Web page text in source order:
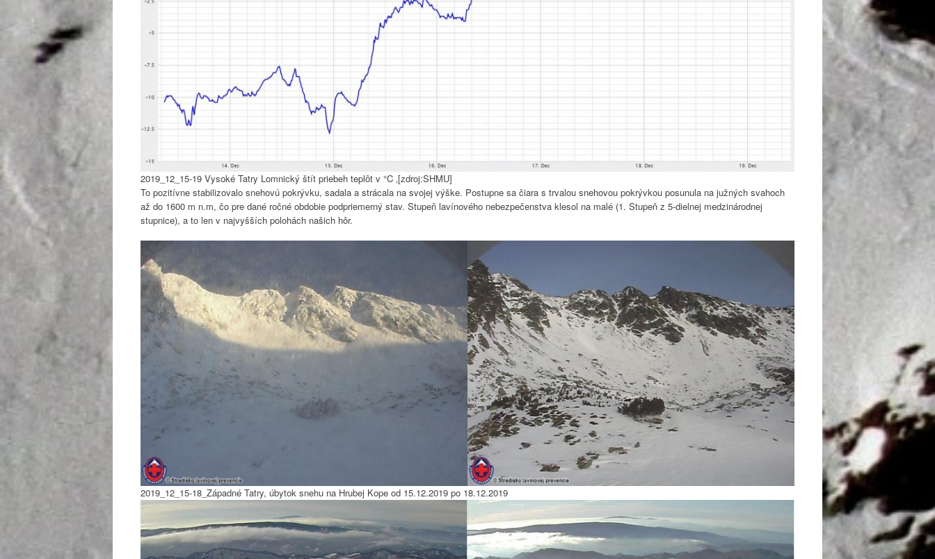
2019_12_15-19 Vysoké Tatry Lomnický štít priebeh teplôt v °C ‚[zdroj:SHMU]
To pozitívne stabilizovalo snehovú pokrývku, sadala a strácala na svojej výške. Postupne sa čiara s trvalou snehovou pokrývkou posunula na južných svahoch
až do 1600 m n.m, čo pre dané ročné obdobie podpriemerný stav. Stupeň lavínového nebezpečenstva klesol na malé (1. Stupeň z 5-dielnej medzinárodnej
stupnice), a to len v najvyšších polohách našich hôr.
2019_12_15-18_Západné Tatry, úbytok snehu na Hrubej Kope od 15.12.2019 po 18.12.2019